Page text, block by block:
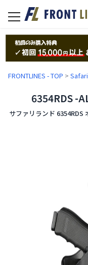
toggle
navigation
FRONTLINES - TOP >
6354RDS -
サファリランド 6354RDS